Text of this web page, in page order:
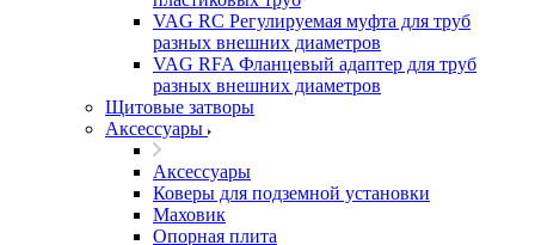
VAG RC Регулируемая муфта для труб
разных внешних диаметров
VAG RFA Фланцевый адаптер для труб
разных внешних диаметров
Щитовые затворы
Аксессуары
Аксессуары
Коверы для подземной установки
Маховик
Опорная плита